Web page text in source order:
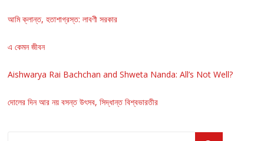
আমি ক্লান্ত, হতাশাগ্রস্ত: লাবণী সরকার
এ কেমন জীবন
Aishwarya Rai Bachchan and Shweta Nanda: All’s Not Well?
দোলের দিন আর নয় বসন্ত উৎসব, সিদ্ধান্ত বিশ্বভারতীর